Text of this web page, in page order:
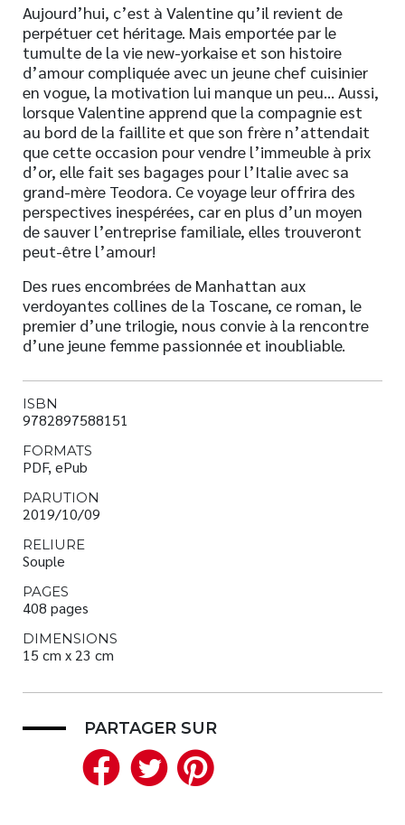
Aujourd’hui, c’est à Valentine qu’il revient de
perpétuer cet héritage. Mais emportée par le
tumulte de la vie new-yorkaise et son histoire
d’amour compliquée avec un jeune chef cuisinier
en vogue, la motivation lui manque un peu… Aussi,
lorsque Valentine apprend que la compagnie est
au bord de la faillite et que son frère n’attendait
que cette occasion pour vendre l’immeuble à prix
d’or, elle fait ses bagages pour l’Italie avec sa
grand-mère Teodora. Ce voyage leur offrira des
perspectives inespérées, car en plus d’un moyen
de sauver l’entreprise familiale, elles trouveront
peut-être l’amour!
Des rues encombrées de Manhattan aux
verdoyantes collines de la Toscane, ce roman, le
premier d’une trilogie, nous convie à la rencontre
d’une jeune femme passionnée et inoubliable.
ISBN
9782897588151
FORMATS
PDF, ePub
PARUTION
2019/10/09
RELIURE
Souple
PAGES
408 pages
DIMENSIONS
15 cm x 23 cm
PARTAGER SUR
Facebook
Twitter